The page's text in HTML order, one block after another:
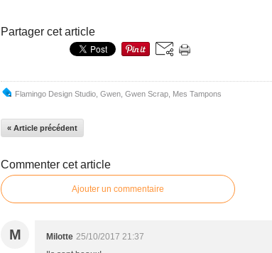
Partager cet article
Flamingo Design Studio Gwen Gwen Scrap Mes Tampons
« Article précédent
Commenter cet article
Ajouter un commentaire
M Milotte 25/10/2017 21:37